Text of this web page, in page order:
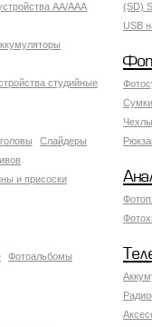
AA/AAA
студийные
(SD)
USB
Слайдеры
и присоски
Фотоальбомы